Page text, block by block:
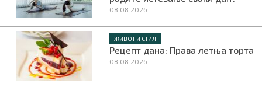
08.08.2026.
ЖИВОТ И СТИЛ
Рецепт дана: Права летња торта
08.08.2026.